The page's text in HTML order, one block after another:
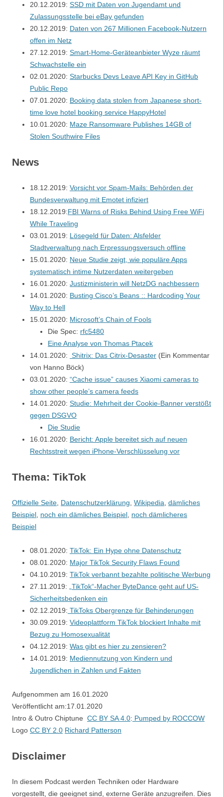
20.12.2019: SSD mit Daten von Jugendamt und
Zulassungsstelle bei eBay gefunden
20.12.2019: Daten von 267 Millionen Facebook-Nutzern
offen im Netz
27.12.2019: Smart-Home-Geräteanbieter Wyze räumt
Schwachstelle ein
02.01.2020: Starbucks Devs Leave API Key in GitHub
Public Repo
07.01.2020: Booking data stolen from Japanese short-
time love hotel booking service HappyHotel
10.01.2020: Maze Ransomware Publishes 14GB of
Stolen Southwire Files
News
18.12.2019: Vorsicht vor Spam-Mails: Behörden der
Bundesverwaltung mit Emotet infiziert
18.12.2019:FBI Warns of Risks Behind Using Free WiFi
While Traveling
03.01.2019: Lösegeld für Daten: Alsfelder
Stadtverwaltung nach Erpressungsversuch offline
15.01.2020: Neue Studie zeigt, wie populäre Apps
systematisch intime Nutzerdaten weitergeben
16.01.2020: Justizministerin will NetzDG nachbessern
14.01.2020: Busting Cisco’s Beans :: Hardcoding Your
Way to Hell
15.01.2020: Microsoft’s Chain of Fools
Die Spec: rfc5480
Eine Analyse von Thomas Ptacek
14.01.2020: Shitrix: Das Citrix-Desaster (Ein Kommentar
von Hanno Böck)
03.01.2020: “Cache issue” causes Xiaomi cameras to
show other people’s camera feeds
14.01.2020: Studie: Mehrheit der Cookie-Banner verstößt
gegen DSGVO
Die Studie
16.01.2020: Bericht: Apple bereitet sich auf neuen
Rechtsstreit wegen iPhone-Verschlüsselung vor
Thema: TikTok
Offizielle Seite Datenschutzerklärung Wikipedia dämliches
Beispiel noch ein dämliches Beispiel noch dämlicheres
Beispiel
08.01.2020: TikTok: Ein Hype ohne Datenschutz
08.01.2020: Major TikTok Security Flaws Found
04.10.2019: TikTok verbannt bezahlte politische Werbung
27.11.2019:
„TikTok“-Macher ByteDance geht auf US-
Sicherheitsbedenken ein
02.12.2019: TikToks Obergrenze für Behinderungen
30.09.2019: Videoplattform TikTok blockiert Inhalte mit
Bezug zu Homosexualität
04.12.2019: Was gibt es hier zu zensieren?
14.01.2019: Mediennutzung von Kindern und
Jugendlichen in Zahlen und Fakten
Aufgenommen am 16.01.2020
Veröffentlicht am:17.01.2020
Intro & Outro Chiptune CC BY SA 4.0: Pumped by ROCCOW
Logo CC BY 2.0 Richard Patterson
Disclaimer
In diesem Podcast werden Techniken oder Hardware
vorgestellt, die geeignet sind, externe Geräte anzugreifen. Dies